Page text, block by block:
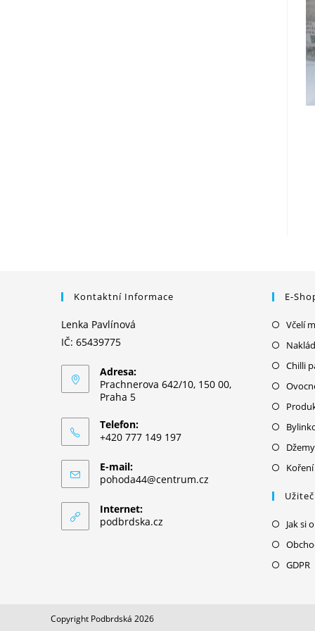
Kontaktní Informace
Lenka Pavlínová
IČ: 65439775
Adresa:
Prachnerova 642/10, 150 00,
Praha 5
Telefon:
+420 777 149 197
E-mail:
pohoda44@centrum.cz
Internet:
podbrdska.cz
E-
Včelí
Chilli
Džemy
Jak si
GDPR
Copyright Podbrdská 2026